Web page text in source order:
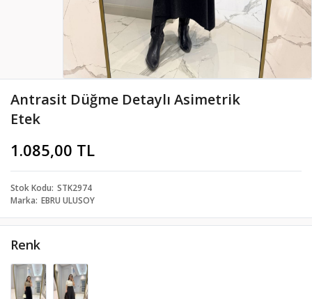
Antrasit Düğme Detaylı Asimetrik
Etek
1.085,00 TL
Stok Kodu STK2974
Marka EBRU ULUSOY
Renk